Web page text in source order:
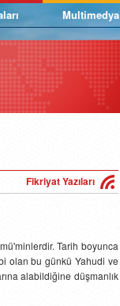
Multimedya
Fikriyat Yazıları
Tarih boyunca
olan bu günkü Yahudi ve
alabildiğine düşmanlık